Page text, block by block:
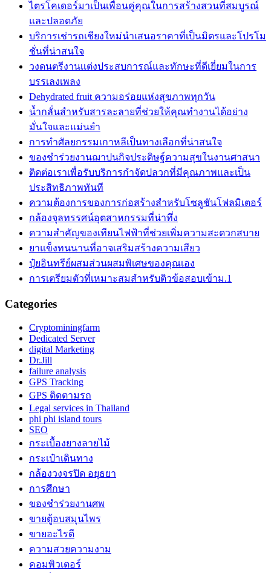
ไตรโคเดอร์มาเป็นเพื่อนคู่คุณในการสร้างสวนที่สมบูรณ์
และปลอดภัย
บริการเช่ารถเชียงใหม่นำเสนอราคาที่เป็นมิตรและโปรโม
ชั่นที่น่าสนใจ
วงดนตรีงานเเต่งประสบการณ์และทักษะที่ดีเยี่ยมในการ
บรรเลงเพลง
Dehydrated fruit ความอร่อยแห่งสุขภาพทุกวัน
น้ำกลั่นสำหรับสารละลายที่ช่วยให้คุณทำงานได้อย่าง
มั่นใจและแม่นยำ
การทำศัลยกรรมเกาหลีเป็นทางเลือกที่น่าสนใจ
ของชำร่วยงานฌาปนกิจประดิษฐ์ความสุขในงานศาสนา
ติดต่อเราเพื่อรับบริการกำจัดปลวกที่มีคุณภาพและเป็น
ประสิทธิภาพทันที
ความต้องการของการก่อสร้างสำหรับโซลูชันโฟลมิเตอร์
กล้องจุลทรรศน์อุตสาหกรรมที่น่าทึ่ง
ความสำคัญของเทียนไฟฟ้าที่ช่วยเพิ่มความสะดวกสบาย
ยาแข็งทนนานที่อาจเสริมสร้างความเสียว
ปุ๋ยอินทรีย์ผสมส่วนผสมพิเศษของคุณเอง
การเตรียมตัวที่เหมาะสมสำหรับติวข้อสอบเข้าม.1
Categories
Cryptominingfarm
Dedicated Server
digital Marketing
Dr.Jill
failure analysis
GPS Tracking
GPS ติดตามรถ
Legal services in Thailand
phi phi island tours
SEO
กระเบื้องยางลายไม้
กระเป๋าเดินทาง
กล้องวงจรปิด อยุธยา
การศึกษา
ของชำร่วยงานศพ
ขายตู้อบสมุนไพร
ขายอะไรดี
ความสวยความงาม
คอมพิวเตอร์